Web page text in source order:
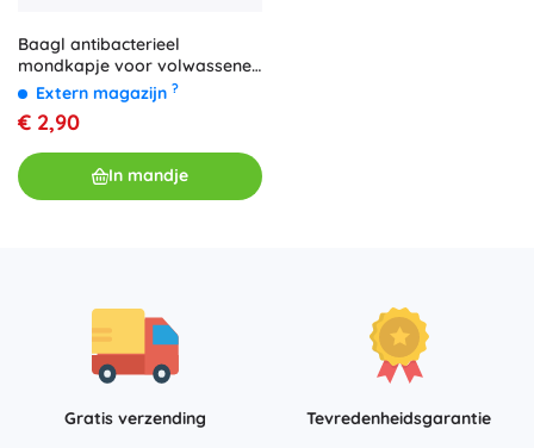
Baagl antibacterieel
mondkapje voor volwassenen
– De Kleine Prins
Extern magazijn ?
€ 2,90
In mandje
Gratis verzending
Tevredenheidsgarantie